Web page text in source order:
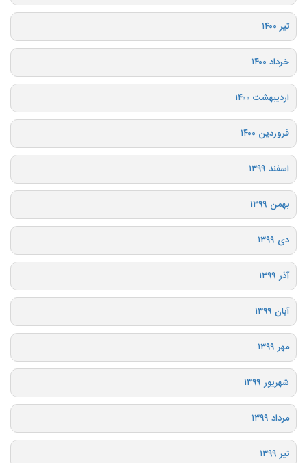
تیر ۱۴۰۰
خرداد ۱۴۰۰
اردیبهشت ۱۴۰۰
فروردین ۱۴۰۰
اسفند ۱۳۹۹
بهمن ۱۳۹۹
دی ۱۳۹۹
آذر ۱۳۹۹
آبان ۱۳۹۹
مهر ۱۳۹۹
شهریور ۱۳۹۹
مرداد ۱۳۹۹
تیر ۱۳۹۹